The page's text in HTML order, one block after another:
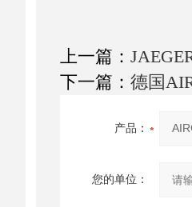
上一篇：
下一篇： 德国
产品：
您的单位：